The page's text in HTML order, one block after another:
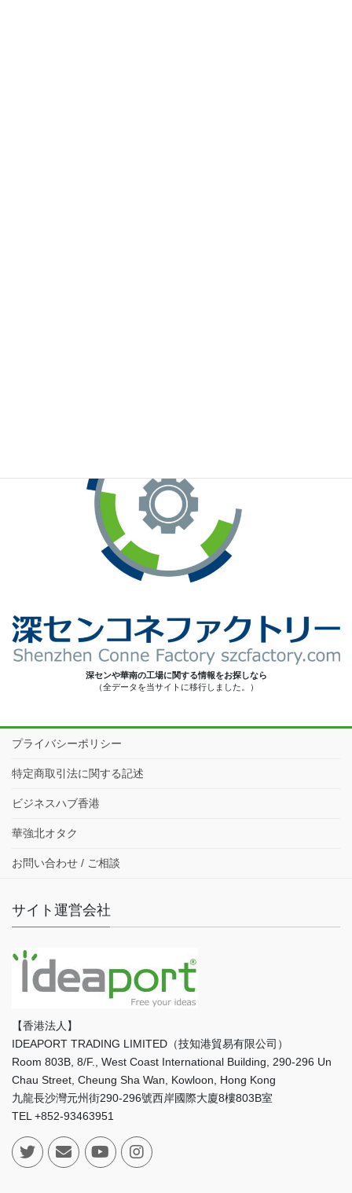
深センや華南の工場に関する情報をお探しなら
（全データを当サイトに移行しました。）
プライバシーポリシー
特定商取引法に関する記述
ビジネスハブ香港
華強北オタク
お問い合わせ / ご相談
サイト運営会社
【香港法人】
IDEAPORT TRADING LIMITED（技知港貿易有限公司）
Room 803B, 8/F., West Coast International Building, 290-296 Un
Chau Street, Cheung Sha Wan, Kowloon, Hong Kong
九龍長沙灣元州街290-296號西岸國際大廈8樓803B室
TEL +852-93463951